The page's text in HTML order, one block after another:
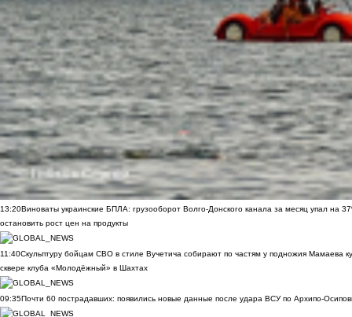
13:20Виноваты украинские БПЛА: грузооборот Волго-Донского канала за месяц упал на
остановить рост цен на продукты
11:40Скульптуру бойцам СВО в стиле Вучетича собирают по частям у подножия Мамаева
сквере клуба «Молодёжный» в Шахтах
09:35Почти 60 пострадавших: появились новые данные после удара ВСУ по Архипо-